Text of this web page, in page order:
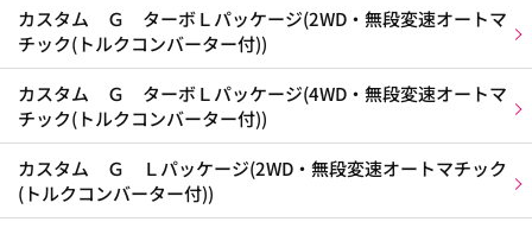
カスタム Ｇ ターボＬパッケージ(2WD・無段変速オートマ
チック(トルクコンバーター付))
カスタム Ｇ ターボＬパッケージ(4WD・無段変速オートマ
チック(トルクコンバーター付))
カスタム Ｇ Ｌパッケージ(2WD・無段変速オートマチック
(トルクコンバーター付))